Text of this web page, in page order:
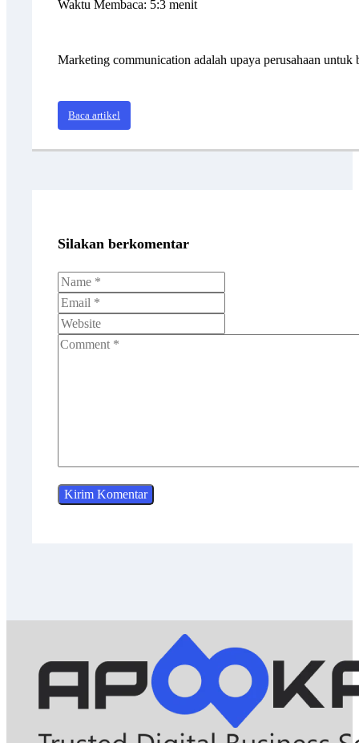
Waktu Membaca: 5:3 menit
Marketing communication adalah upaya perusahaan
Baca artikel
Silakan berkomentar